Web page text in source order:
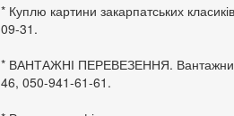
* Куплю картини закарпатських
09-31.
* ВАНТАЖНІ ПЕРЕВЕЗЕННЯ.
46, 050-941-61-61.